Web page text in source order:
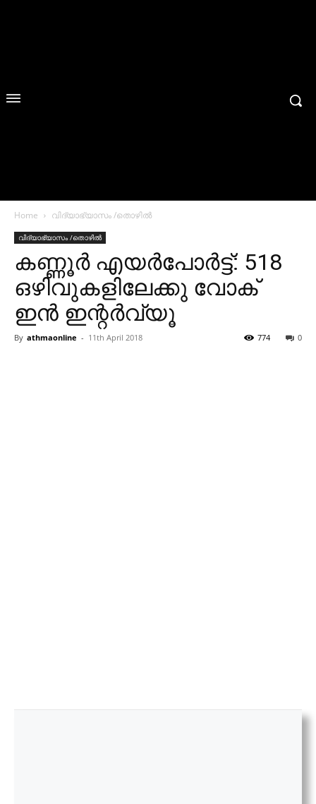
Home വിദ്യാഭ്യാസം /തൊഴിൽ
വിദ്യാഭ്യാസം /തൊഴിൽ
കണ്ണൂർ എയർപോര്‍ട്ട്‌: 518
ഒഴിവുകളിലേക്കു വോക്
ഇൻ ഇന്റർവ്യൂ
By athmaonline - 11th April 2018 0
774